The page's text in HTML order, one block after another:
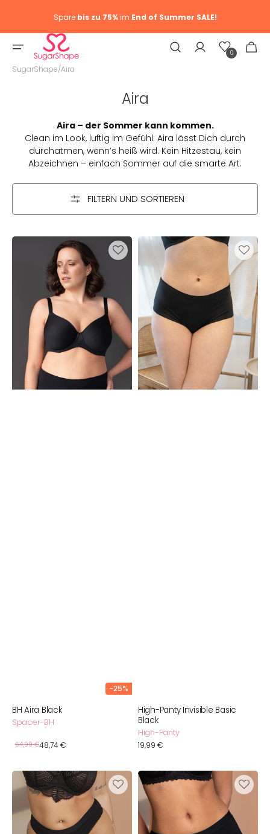
Sparebis zu 75%im End of Summer SALE!
Wunschliste
0 0
SugarShape/Aira
Aira
Aira – der Sommer kann kommen.
Clean im Look, luftig im Gefühl: Aira lässt Dich durch
durchatmen, wenn’s heiß wird. Kein Hitzestau, kein
Abzeichnen – einfach Sommer auf die smarte Art.
FILTERN UND SORTIEREN
BH
-25%
BH Aira Black
Spacer-BH
Normaler
64,99 €
Verkaufspreis
48,74 €
High-
Invisible
Basic
Black
High-Panty Invisible Basic
Black
High-Panty
Normaler
19,99 €
String
Cozy
Basic
Black
High-
Panty
Cozy
Basic
Black